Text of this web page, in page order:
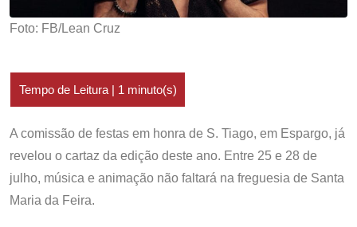
Foto: FB/Lean Cruz
A comissão de festas em honra de S. Tiago, em Espargo, já
revelou o cartaz da edição deste ano. Entre 25 e 28 de
julho, música e animação não faltará na freguesia de Santa
Maria da Feira.